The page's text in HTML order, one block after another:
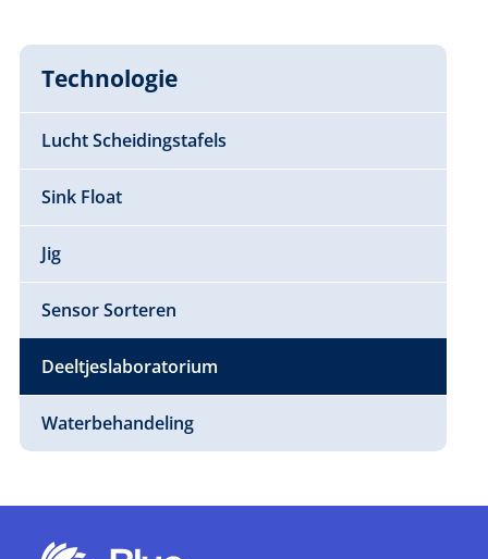
Technologie
Lucht Scheidingstafels
Sink Float
Jig
Sensor Sorteren
Deeltjeslaboratorium
Waterbehandeling